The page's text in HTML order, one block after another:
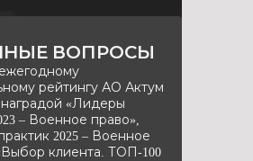
ВОПРОСЫ
рейтингу АО Актум
«Лидеры
– Военное право»,
2025 – Военное
клиента. ТОП-100